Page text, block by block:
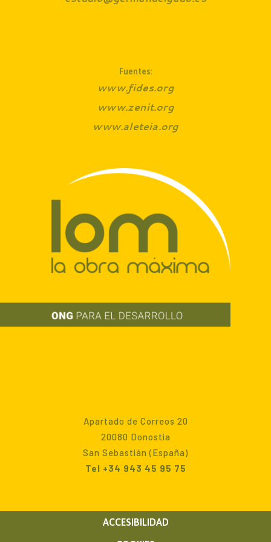
tenían una eucaristía al año.
Fuentes:
www.fides.org
www.zenit.org
www.aleteia.org
Apartado de Correos 20
20080 Donostia
San Sebastián (España)
Tel +34 943 45 95 75
ACCESIBILIDAD